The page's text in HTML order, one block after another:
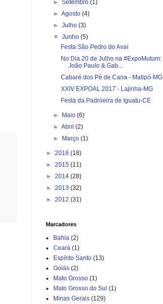
►
Setembro (1)
► Agosto (4)
►
Julho (3)
▼ Junho (5)
Festa São Pedro do Avaí
No Dia 20 de Julho na #ExpoMutum:
João Paulo & Gab...
Cabaré dos Pé de Cana - Matipó-MG
XXIV EXPOAL 2017 - Lajinha-MG
Festa da Padroeira de Iguatu-CE
► Maio (6)
► Abril (2)
►
Março (1)
► 2016 (18)
►
2015 (11)
►
2014 (28)
►
2013 (32)
►
2012 (31)
Marcadores
Bahia (2)
Ceará (1)
Espírito Santo (13)
Goiás (2)
Mato Grosso (1)
Mato Grosso do Sul (1)
Minas Gerais (129)